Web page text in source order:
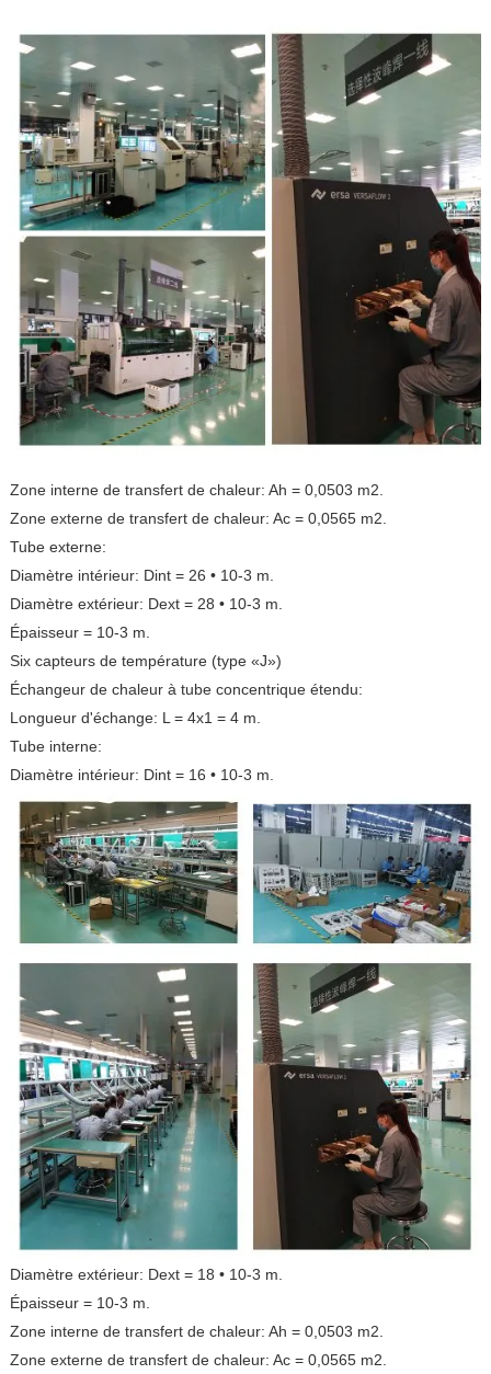
Zone interne de transfert de chaleur: Ah = 0,0503 m2.
Zone externe de transfert de chaleur: Ac = 0,0565 m2.
Tube externe:
Diamètre intérieur: Dint = 26 • 10-3 m.
Diamètre extérieur: Dext = 28 • 10-3 m.
Épaisseur = 10-3 m.
Six capteurs de température (type «J»)
Échangeur de chaleur à tube concentrique étendu:
Longueur d'échange: L = 4x1 = 4 m.
Tube interne:
Diamètre intérieur: Dint = 16 • 10-3 m.
Diamètre extérieur: Dext = 18 • 10-3 m.
Épaisseur = 10-3 m.
Zone interne de transfert de chaleur: Ah = 0,0503 m2.
Zone externe de transfert de chaleur: Ac = 0,0565 m2.